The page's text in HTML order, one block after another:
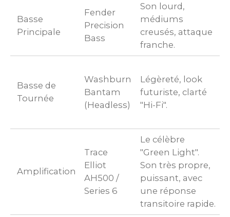
Basse
Principale
Fender
Precision
Bass
Son lourd,
médiums
creusés, attaque
franche.
Basse de
Tournée
Washburn
Bantam
(Headless)
Légèreté, look
futuriste, clarté
"Hi-Fi".
Amplification
Trace
Elliot
AH500 /
Series 6
Le célèbre
"Green Light".
Son très propre,
puissant, avec
une réponse
transitoire rapide.